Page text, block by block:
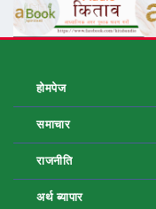
होमपेज
समाचार
राजनीति
अर्थ ब्यापार